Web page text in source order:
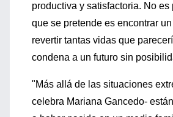
productiva y satisfactoria. No es
que se pretende es encontrar
revertir tantas vidas que
condena a un futuro sin
"Más allá de las situaciones
celebra Mariana Gancedo-